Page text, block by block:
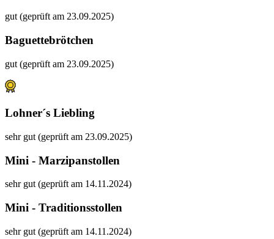
gut (geprüft am 23.09.2025)
Baguettebrötchen
gut (geprüft am 23.09.2025)
Lohner´s Liebling
sehr gut (geprüft am 23.09.2025)
Mini - Marzipanstollen
sehr gut (geprüft am 14.11.2024)
Mini - Traditionsstollen
sehr gut (geprüft am 14.11.2024)